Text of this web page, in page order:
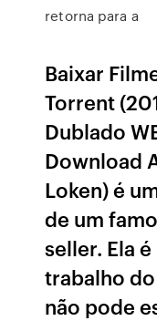
retorna para a
Baixar
Torrent
Dublado
Download
Loken) é
de um
seller. Ela
trabalho
não pode